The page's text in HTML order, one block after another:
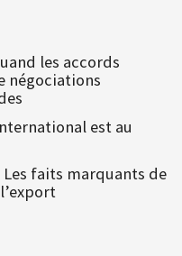
les accords
négociations
est au
faits marquants de